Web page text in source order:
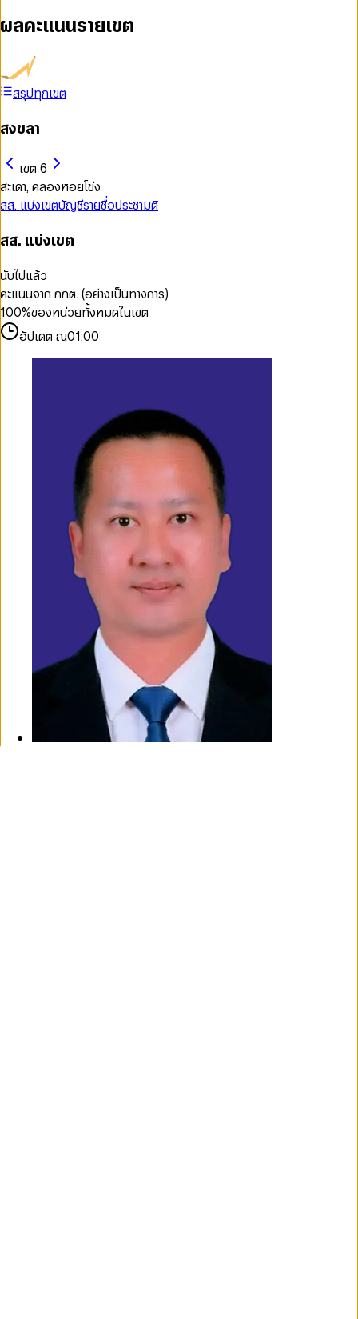
ผลคะแนนรายเขต
สรุปทุกเขต
สงขลา
เขต 6
สะเดา, คลองหอยโข่ง
สส. แบ่งเขตบัญชีรายชื่อประชามติ
สส. แบ่งเขต
นับไปแล้ว
คะแนนจาก กกต. (อย่างเป็นทางการ)
100%ของหน่วยทั้งหมดในเขต
อัปเดต ณ01:00